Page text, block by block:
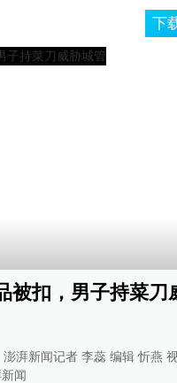
下
被扣，男子持菜刀
澎湃新闻记者 李蕊 编辑 忻燕
闻